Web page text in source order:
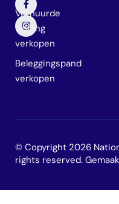
Verhuurde
woning
verkopen
Beleggingspand
verkopen
© Copyright 2026
rights reserved.